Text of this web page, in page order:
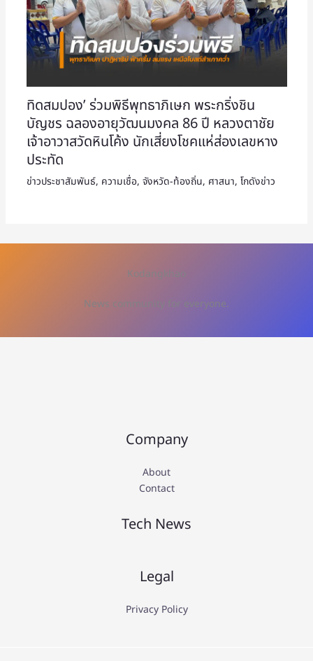
ทิดสมปอง’ ร่วมพิธีพุทธาภิเษก พระกริ่งชิน
บัญชร ฉลองอายุวัฒนมงคล 86 ปี หลวงตาชัย
เจ้าอาวาสวัดหินโค้ง นักเสี่ยงโชคแห่ส่องเลขหาง
ประทัด
ข่าวประชาสัมพันธ์, ความเชื่อ, จังหวัด-ท้องถิ่น, ศาสนา, โกดังข่าว
Kodangkhao
News community for everyone.
Company
About
Contact
Tech News
Legal
Privacy Policy